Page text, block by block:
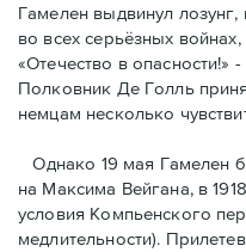
Гамелен выдвинул
во всех серьёзных
«Отечество в опасности!»
Полковник Дe Голль
немцам несколько
Однако 19 мая Гамелен
на Максима Вейгана, в
условия Компьенского
медлительности).